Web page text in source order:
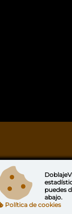
puedes
abajo.
Política de cookies